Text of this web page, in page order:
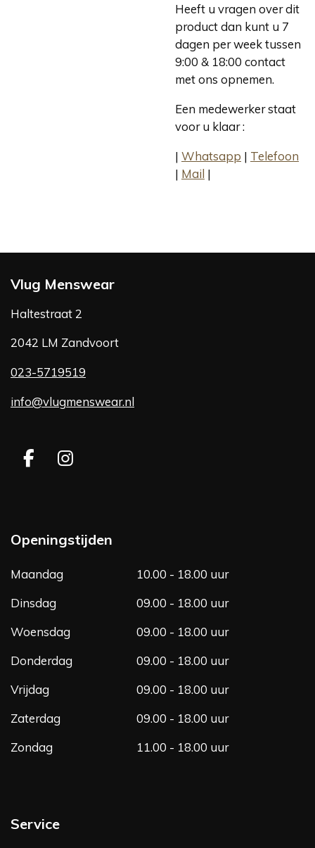
Heeft u vragen over dit
product dan kunt u 7
dagen per week tussen
9:00 & 18:00 contact
met ons opnemen.
Een medewerker staat
voor u klaar :
| Whatsapp | Telefoon
| Mail |
Vlug Menswear
Haltestraat 2
2042 LM Zandvoort
023-5719519
info@vlugmenswear.nl
F
b
o
o
k
I
a
g
Openingstijden
Maandag
10.00 - 18.00 uur
Dinsdag
09.00 - 18.00 uur
Woensdag
09.00 - 18.00 uur
Donderdag
09.00 - 18.00 uur
Vrijdag
09.00 - 18.00 uur
Zaterdag
09.00 - 18.00 uur
Zondag
11.00 - 18.00 uur
Service